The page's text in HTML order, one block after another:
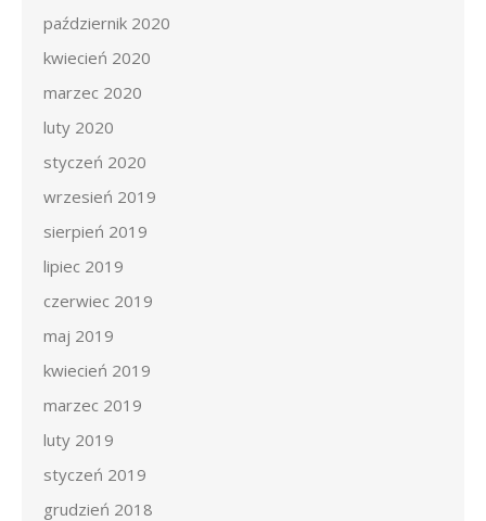
październik 2020
kwiecień 2020
marzec 2020
luty 2020
styczeń 2020
wrzesień 2019
sierpień 2019
lipiec 2019
czerwiec 2019
maj 2019
kwiecień 2019
marzec 2019
luty 2019
styczeń 2019
grudzień 2018